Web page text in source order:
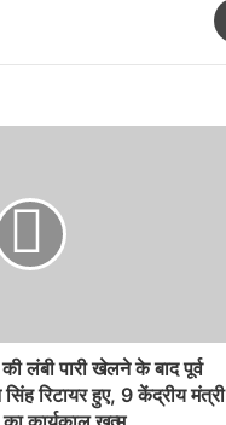
लंबी पारी खेलने के बाद पूर्व
रिटायर हुए, 9 केंद्रीय मंत्री